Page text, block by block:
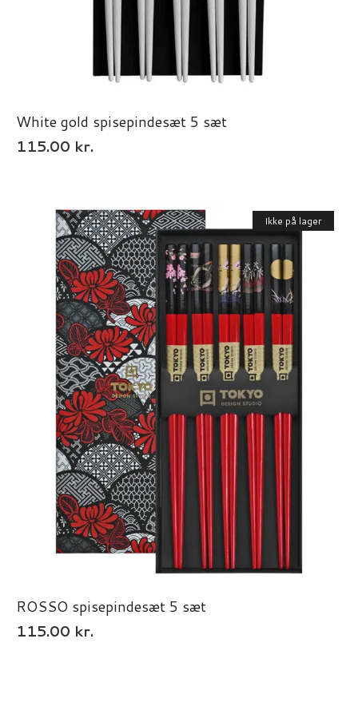
White gold spisepindesæt 5 sæt
115.00 kr.
Ikke på lager
ROSSO spisepindesæt 5 sæt
115.00 kr.